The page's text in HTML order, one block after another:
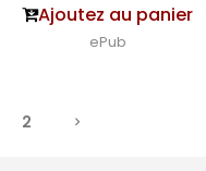
Ajoutez au panier
ePub
2